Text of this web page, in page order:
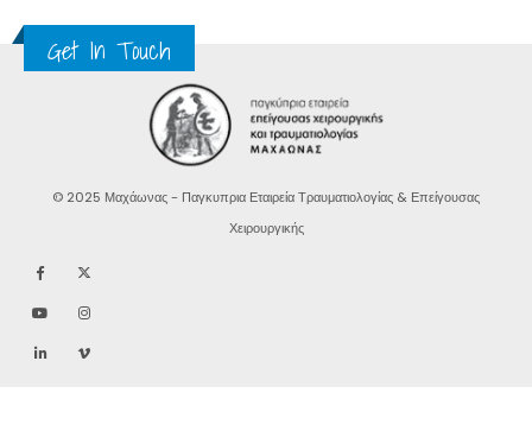
Get In Touch
© 2025 Μαχάωνας - Παγκυπρια Εταιρεία Τραυματιολογίας & Επείγουσας
Χειρουργικής